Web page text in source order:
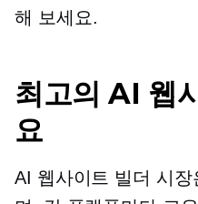
해 보세요.
최고의 AI 웹
요
AI 웹사이트 빌더 시